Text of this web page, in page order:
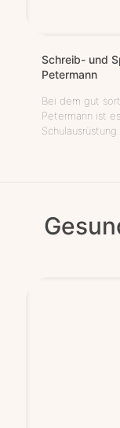
Schreib- und
Petermann
Bei dem gut
Petermann ist